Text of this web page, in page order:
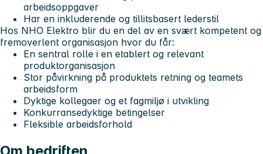
arbeidsoppgaver
Har en inkluderende og tillitsbasert lederstil
Hos NHO Elektro blir du en del av en svært kompetent og
fremoverlent organisasjon hvor du får:
En sentral rolle i en etablert og relevant
produktorganisasjon
Stor påvirkning på produktets retning og teamets
arbeidsform
Dyktige kollegaer og et fagmiljø i utvikling
Konkurransedyktige betingelser
Fleksible arbeidsforhold